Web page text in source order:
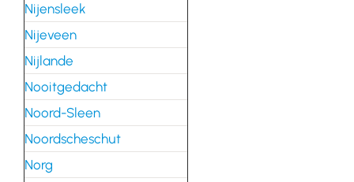
Nijensleek
Nijeveen
Nijlande
Nooitgedacht
Noord-Sleen
Noordscheschut
Norg